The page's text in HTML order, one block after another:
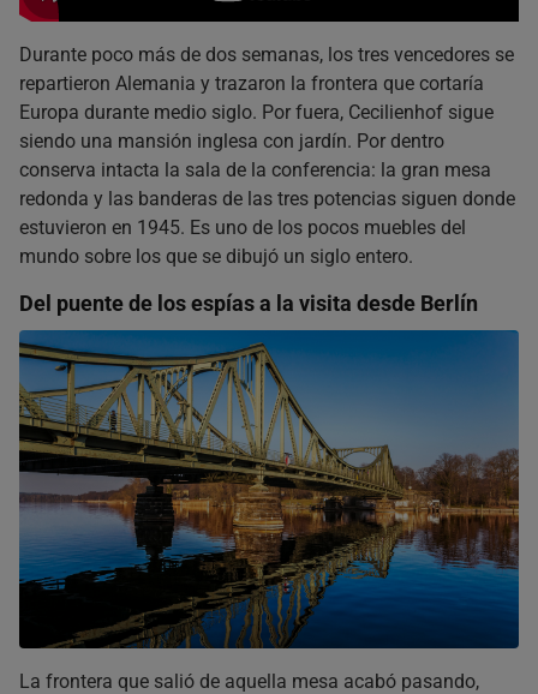
Durante poco más de dos semanas, los tres vencedores se
repartieron Alemania y trazaron la frontera que cortaría
Europa durante medio siglo. Por fuera, Cecilienhof sigue
siendo una mansión inglesa con jardín. Por dentro
conserva intacta la sala de la conferencia: la gran mesa
redonda y las banderas de las tres potencias siguen donde
estuvieron en 1945. Es uno de los pocos muebles del
mundo sobre los que se dibujó un siglo entero.
Del puente de los espías a la visita desde Berlín
La frontera que salió de aquella mesa acabó pasando,